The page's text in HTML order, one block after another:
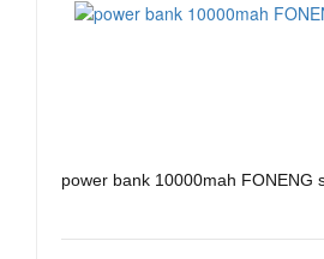
power bank 10000mah FONENG